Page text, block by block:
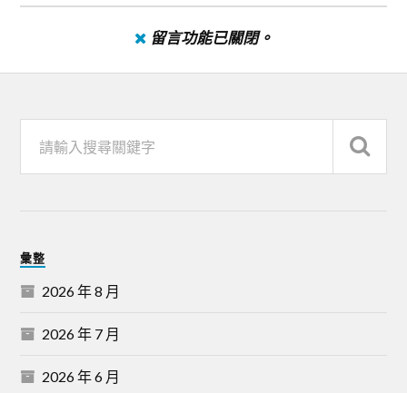
留言功能已關閉。
彙整
2026 年 8 月
2026 年 7 月
2026 年 6 月